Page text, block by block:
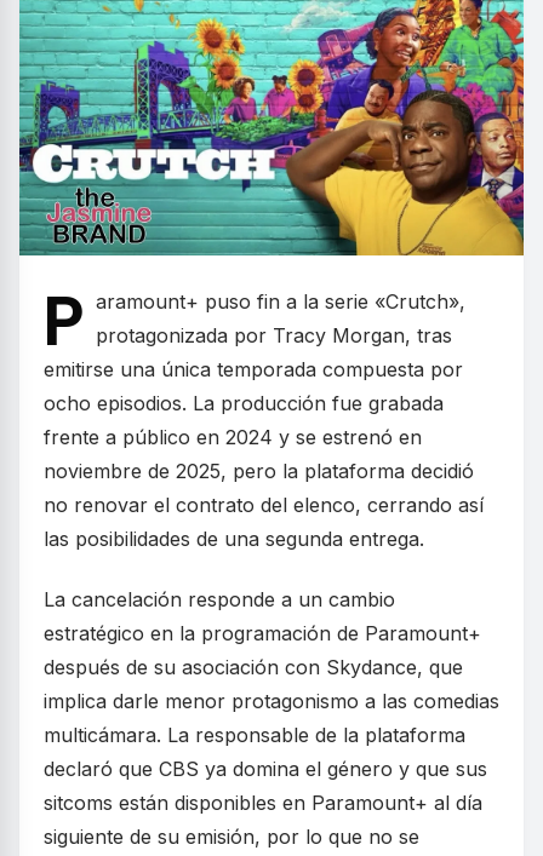
P aramount+ puso fin a la serie «Crutch»,
protagonizada por Tracy Morgan, tras
emitirse una única temporada compuesta por
ocho episodios. La producción fue grabada
frente a público en 2024 y se estrenó en
noviembre de 2025, pero la plataforma decidió
no renovar el contrato del elenco, cerrando así
las posibilidades de una segunda entrega.
La cancelación responde a un cambio
estratégico en la programación de Paramount+
después de su asociación con Skydance, que
implica darle menor protagonismo a las comedias
multicámara. La responsable de la plataforma
declaró que CBS ya domina el género y que sus
sitcoms están disponibles en Paramount+ al día
siguiente de su emisión, por lo que no se